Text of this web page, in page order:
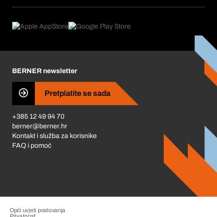
Što nas pokreće
Business Conduct
BERNER newsletter
Pretplatite se sada
+385 12 49 94 70
berner@berner.hr
Kontakt i služba za korisnike
FAQ i pomoć
Opći uvjeti poslovanja